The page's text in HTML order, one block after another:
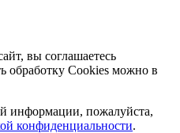
вы соглашаетесь
обработку Cookies можно в
информации, пожалуйста,
конфиденциальности.